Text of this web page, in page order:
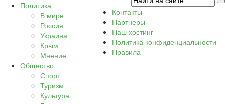
Политика
В мире
Россия
Украина
Крым
Мнение
Общество
Спорт
Туризм
Культура
Контакты
Партнеры
Наш хостинг
Политика конфиденциальности
Правила